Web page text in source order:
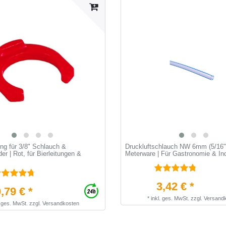
für 3/8" Schlauch &
| Rot, für Bierleitungen &
€ *
MwSt. zzgl. Versandkosten
Druckluftschlauch NW 6mm (5/
Meterware | Für Gastronomie &
3,42 € *
* inkl. ges. MwSt. zzgl.